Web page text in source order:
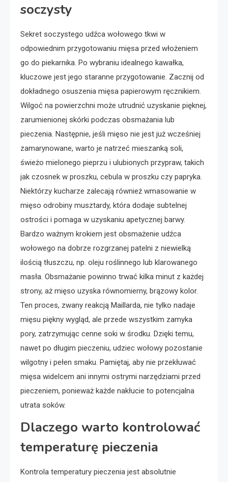
soczysty
Sekret soczystego udźca wołowego tkwi w
odpowiednim przygotowaniu mięsa przed włożeniem
go do piekarnika. Po wybraniu idealnego kawałka,
kluczowe jest jego staranne przygotowanie. Zacznij od
dokładnego osuszenia mięsa papierowym ręcznikiem.
Wilgoć na powierzchni może utrudnić uzyskanie pięknej,
zarumienionej skórki podczas obsmażania lub
pieczenia. Następnie, jeśli mięso nie jest już wcześniej
zamarynowane, warto je natrzeć mieszanką soli,
świeżo mielonego pieprzu i ulubionych przypraw, takich
jak czosnek w proszku, cebula w proszku czy papryka.
Niektórzy kucharze zalecają również wmasowanie w
mięso odrobiny musztardy, która dodaje subtelnej
ostrości i pomaga w uzyskaniu apetycznej barwy.
Bardzo ważnym krokiem jest obsmażenie udźca
wołowego na dobrze rozgrzanej patelni z niewielką
ilością tłuszczu, np. oleju roślinnego lub klarowanego
masła. Obsmażanie powinno trwać kilka minut z każdej
strony, aż mięso uzyska równomierny, brązowy kolor.
Ten proces, zwany reakcją Maillarda, nie tylko nadaje
mięsu piękny wygląd, ale przede wszystkim zamyka
pory, zatrzymując cenne soki w środku. Dzięki temu,
nawet po długim pieczeniu, udziec wołowy pozostanie
wilgotny i pełen smaku. Pamiętaj, aby nie przekłuwać
mięsa widelcem ani innymi ostrymi narzędziami przed
pieczeniem, ponieważ każde nakłucie to potencjalna
utrata soków.
Dlaczego warto kontrolować
temperaturę pieczenia
Kontrola temperatury pieczenia jest absolutnie